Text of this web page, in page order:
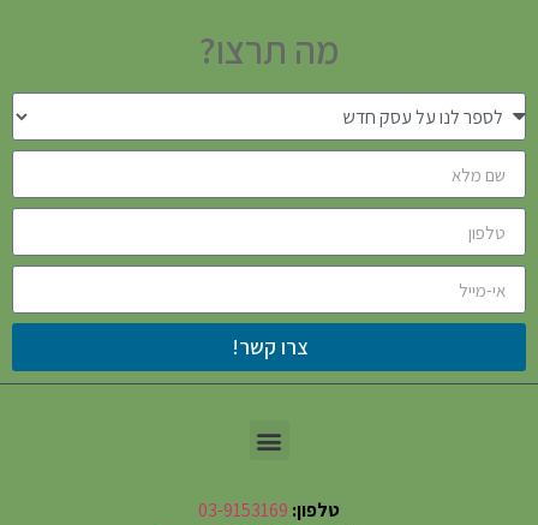
מה תרצו?
צרו קשר!
טלפון: 03-9153169